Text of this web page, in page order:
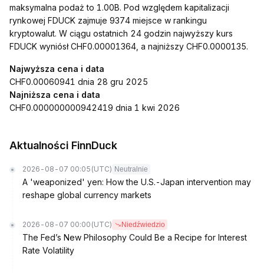
maksymalna podaż to 1.00B. Pod względem kapitalizacji
rynkowej FDUCK zajmuje 9374 miejsce w rankingu
kryptowalut. W ciągu ostatnich 24 godzin najwyższy kurs
FDUCK wyniósł CHF0.00001364, a najniższy CHF0.0000135.
Najwyższa cena i data
CHF0.00060941 dnia 28 gru 2025
Najniższa cena i data
CHF0.000000000942419 dnia 1 kwi 2026
Aktualności FinnDuck
2026-08-07 00:05 (UTC) Neutralnie
A 'weaponized' yen: How the U.S.-Japan intervention may
reshape global currency markets
2026-08-07 00:00 (UTC) Niedźwiedzio
The Fed’s New Philosophy Could Be a Recipe for Interest
Rate Volatility